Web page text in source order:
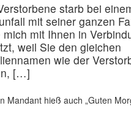
starb bei
mit seiner ganzen
mich mit Ihnen in
weil Sie den gleichen
wie der
[…]
Mandant hieß auch „Guten